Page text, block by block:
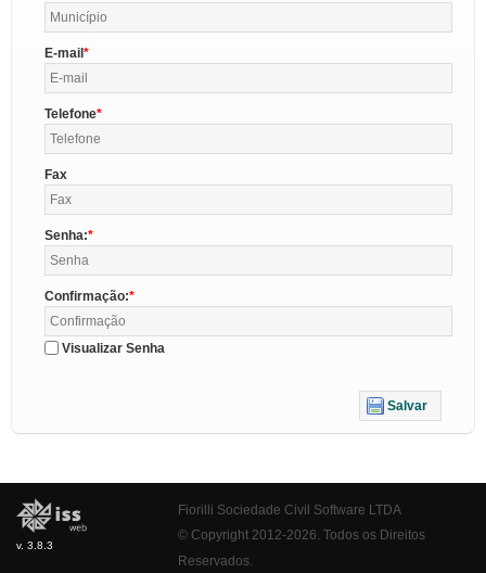
E-mail
Telefone
Fax
Senha:
Confirmação:
Visualizar Senha
Salvar
v. 3.8.3
Fiorilli Sociedade Civil Software LTDA
© Copyright 2012-2026. Todos os Direitos
Reservados.